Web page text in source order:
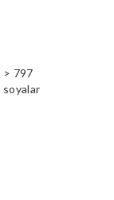
> 797
soyalar